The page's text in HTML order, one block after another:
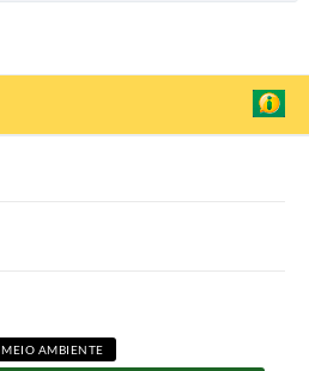
MEIO AMBIENTE